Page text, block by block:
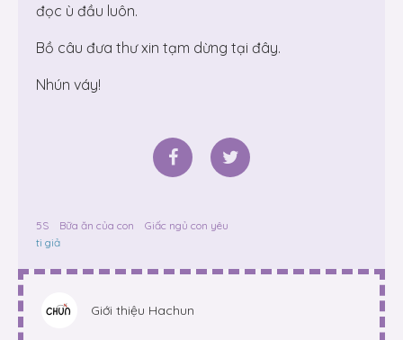
đọc ù đầu luôn.
Bồ câu đưa thư xin tạm dừng tại đây.
Nhún váy!
5S Bữa ăn của con
Giấc ngủ con yêu
ti giả
Giới thiệu Hachun